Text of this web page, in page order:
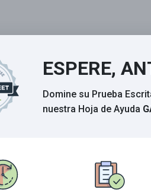
continua y una línea amarilla
de la línea amarilla continua
a otros vehículos si no
ESPERE,
Domine su Prueba
nuestra Hoja de Ayuda